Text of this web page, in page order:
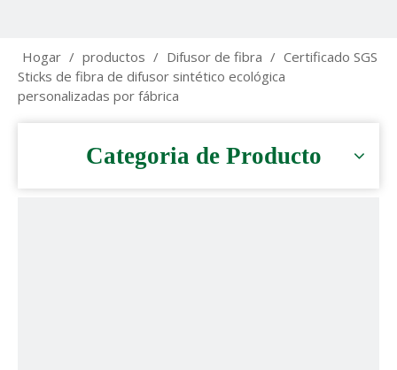
Hogar / productos / Difusor de fibra / Certificado SGS
Sticks de fibra de difusor sintético ecológica
personalizadas por fábrica
Categoria de Producto